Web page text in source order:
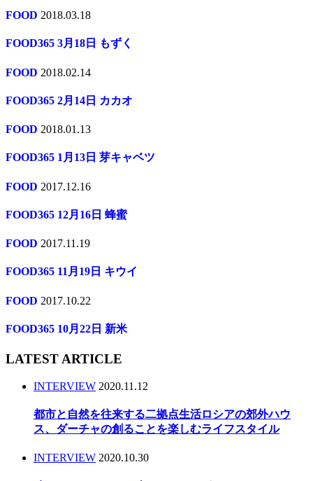
FOOD 2018.03.18
FOOD365 3月18日 もずく
FOOD 2018.02.14
FOOD365 2月14日 カカオ
FOOD 2018.01.13
FOOD365 1月13日 芽キャベツ
FOOD 2017.12.16
FOOD365 12月16日 蜂蜜
FOOD 2017.11.19
FOOD365 11月19日 キウイ
FOOD 2017.10.22
FOOD365 10月22日 新米
LATEST ARTICLE
INTERVIEW 2020.11.12
都市と自然を往来する二拠点生活ロシアの郊外ハウ
ス、ダーチャの創ることを楽しむライフスタイル
INTERVIEW 2020.10.30